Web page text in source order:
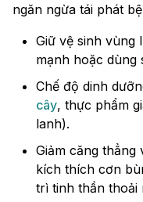
ngăn ngừa tái phát
Giữ vệ sinh vùng
mạnh hoặc dùng
Chế độ dinh
cây, thực phẩm
lanh).
Giảm căng thẳng
kích thích cơn
trì tinh thần thoải